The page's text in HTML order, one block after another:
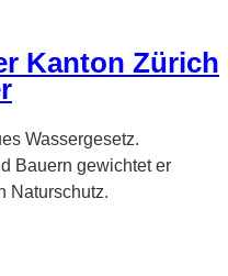
Kanton Zürich
Wassergesetz.
Bauern gewichtet er
Naturschutz.